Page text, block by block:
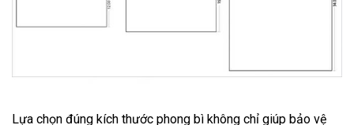
Lựa chọn đúng kích thước phong bì không chỉ giúp bảo vệ